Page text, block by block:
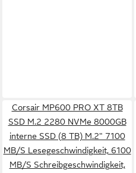
Corsair MP600 PRO XT 8TB
SSD M.2 2280 NVMe 8000GB
interne SSD (8 TB) M.2" 7100
MB/S Lesegeschwindigkeit, 6100
MB/S Schreibgeschwindigkeit,